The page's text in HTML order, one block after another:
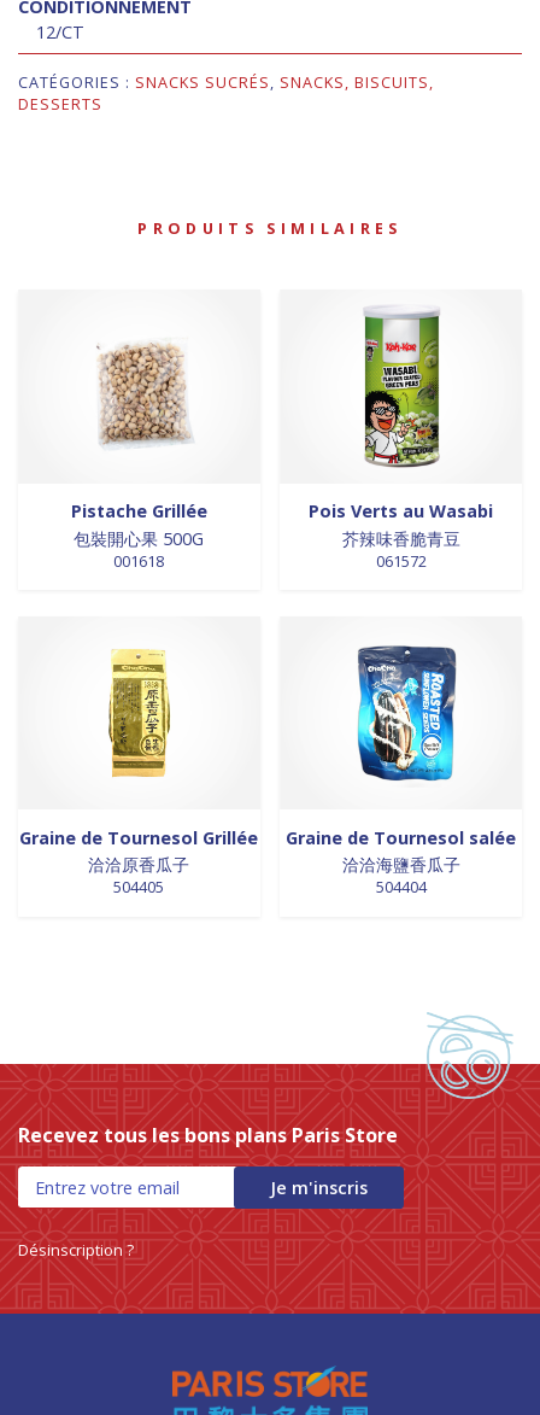
CONDITIONNEMENT
12/CT
CATÉGORIES : SNACKS SUCRÉS, SNACKS, BISCUITS,
DESSERTS
PRODUITS SIMILAIRES
Pistache Grillée
包裝開心果 500G
001618
Pois Verts au Wasabi
芥辣味香脆青豆
061572
Graine de Tournesol Grillée
洽洽原香瓜子
504405
Graine de Tournesol salée
洽洽海鹽香瓜子
504404
Recevez tous les bons plans Paris Store
Je m'inscris
Désinscription ?